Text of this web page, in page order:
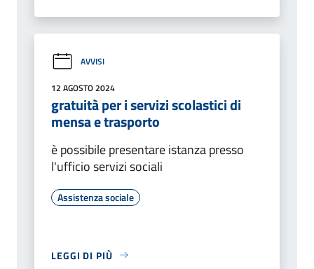
AVVISI
12 AGOSTO 2024
gratuità per i servizi scolastici di
mensa e trasporto
è possibile presentare istanza presso
l'ufficio servizi sociali
Assistenza sociale
LEGGI DI PIÙ